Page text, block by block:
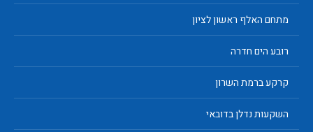
מתחם האלף ראשון לציון
רובע הים חדרה
קרקע ברמת השרון
השקעות נדלן בדובאי